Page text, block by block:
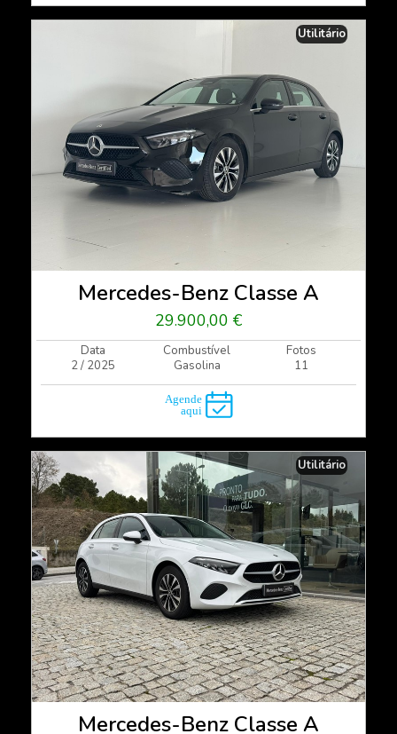
Utilitário
Mercedes-Benz Classe A
29.900,00 €
Data
2 / 2025
Combustível
Gasolina
Fotos
11
Utilitário
Mercedes-Benz Classe A